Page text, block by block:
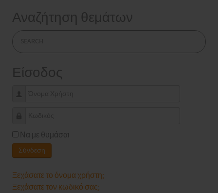
Αναζήτηση θεμάτων
Είσοδος
Να με θυμάσαι
Σύνδεση
Ξεχάσατε το όνομα χρήστη;
Ξεχάσατε τον κωδικό σας;